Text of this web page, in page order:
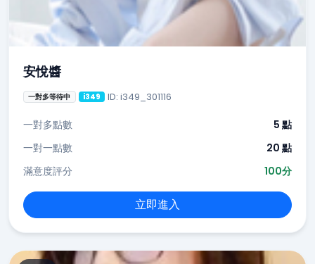
安悅醬
一對多等待中 i349 ID: i349_301116
一對多點數
5 點
一對一點數
20 點
滿意度評分
100分
立即進入